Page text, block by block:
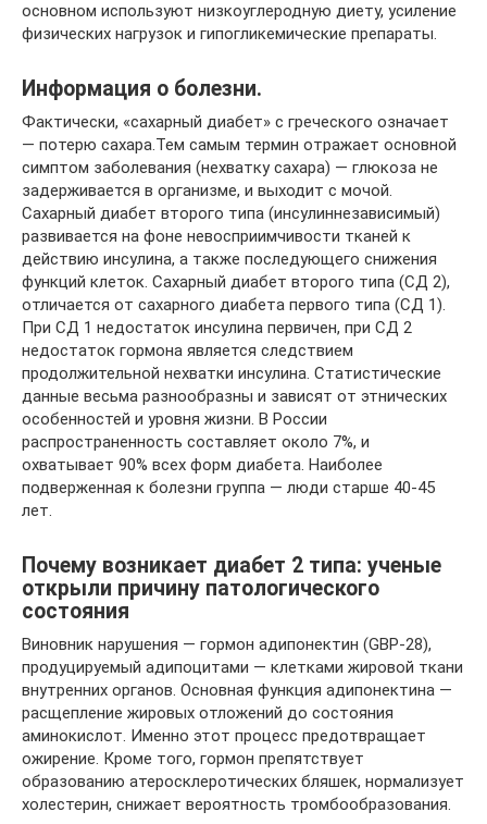
основном используют низкоуглеродную диету, усиление
физических нагрузок и гипогликемические препараты.
Информация о болезни.
Фактически, «сахарный диабет» с греческого означает
— потерю сахара.Тем самым термин отражает основной
симптом заболевания (нехватку сахара) — глюкоза не
задерживается в организме, и выходит с мочой.
Сахарный диабет второго типа (инсулиннезависимый)
развивается на фоне невосприимчивости тканей к
действию инсулина, а также последующего снижения
функций клеток. Сахарный диабет второго типа (СД 2),
отличается от сахарного диабета первого типа (СД 1).
При СД 1 недостаток инсулина первичен, при СД 2
недостаток гормона является следствием
продолжительной нехватки инсулина. Статистические
данные весьма разнообразны и зависят от этнических
особенностей и уровня жизни. В России
распространенность составляет около 7%, и
охватывает 90% всех форм диабета. Наиболее
подверженная к болезни группа — люди старше 40-45
лет.
Почему возникает диабет 2 типа: ученые
открыли причину патологического
состояния
Виновник нарушения — гормон адипонектин (GBP-28),
продуцируемый адипоцитами — клетками жировой ткани
внутренних органов. Основная функция адипонектина —
расщепление жировых отложений до состояния
аминокислот. Именно этот процесс предотвращает
ожирение. Кроме того, гормон препятствует
образованию атеросклеротических бляшек, нормализует
холестерин, снижает вероятность тромбообразования.